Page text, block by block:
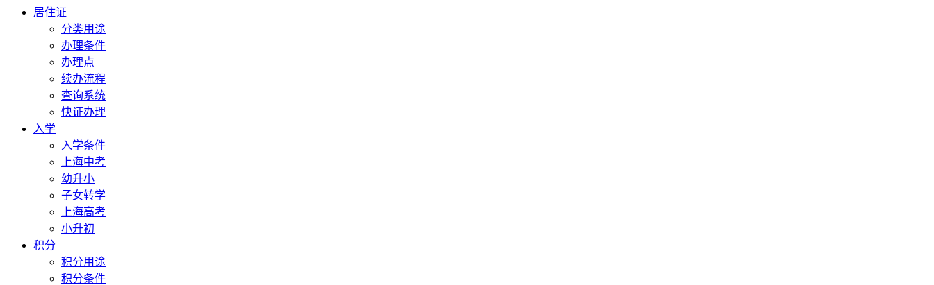
居住证
分类用途
办理条件
办理点
续办流程
查询系统
快证办理
入学
入学条件
上海中考
幼升小
子女转学
上海高考
小升初
积分
积分用途
积分条件